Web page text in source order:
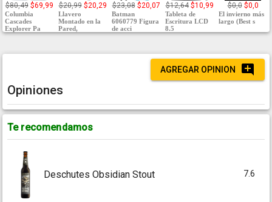
$80,49 $69,99
Columbia
Cascades
Explorer Pa
$20,99 $20,29
Llavero
Montado en la
Pared,
$23,08 $20,07
Batman
6060779 Figura
de acci
$12,64 $10,99
Tableta de
Escritura LCD
8.5
$0,0 $0,0
El invierno más
largo (Best s
AGREGAR OPINION
Opiniones
Te recomendamos
Deschutes Obsidian Stout 7.6